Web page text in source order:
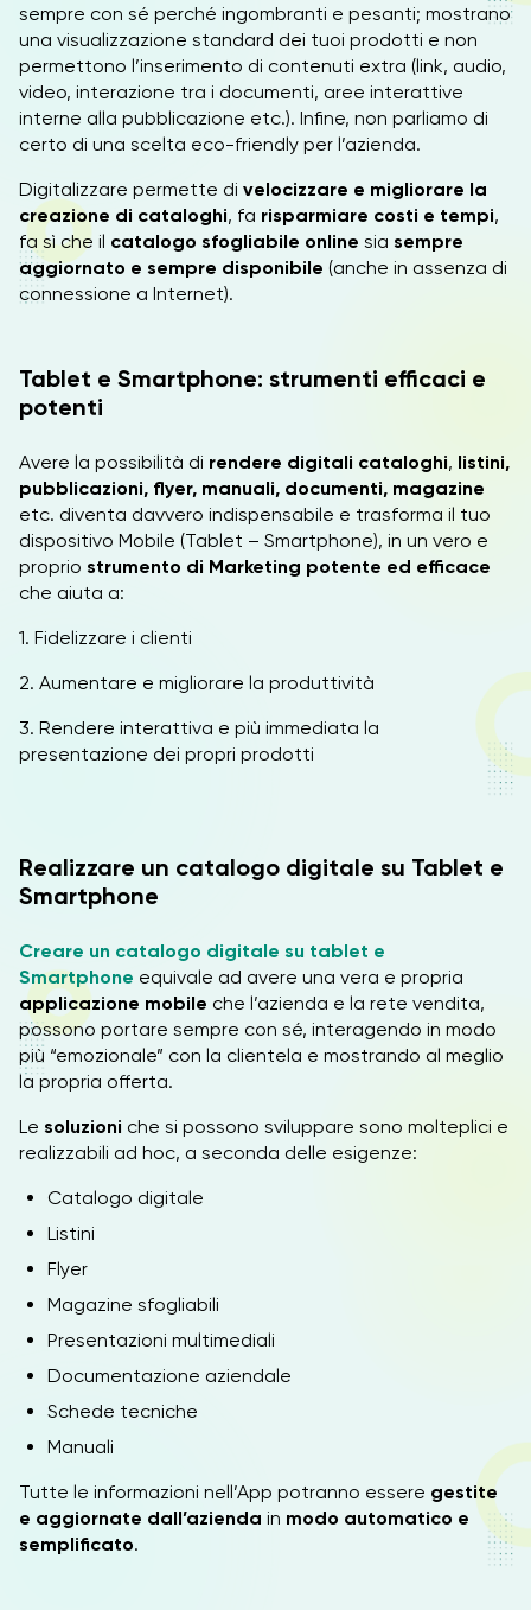
sempre con sé perché ingombranti e pesanti; mostrano
una visualizzazione standard dei tuoi prodotti e non
permettono l’inserimento di contenuti extra (link, audio,
video, interazione tra i documenti, aree interattive
interne alla pubblicazione etc.). Infine, non parliamo di
certo di una scelta eco-friendly per l’azienda.
Digitalizzare permette di velocizzare e migliorare la
creazione di cataloghi, fa risparmiare costi e tempi,
fa sì che il catalogo sfogliabile online sia sempre
aggiornato e sempre disponibile (anche in assenza di
connessione a Internet).
Tablet e Smartphone: strumenti efficaci e
potenti
Avere la possibilità di rendere digitali cataloghi, listini,
pubblicazioni, flyer, manuali, documenti, magazine
etc. diventa davvero indispensabile e trasforma il tuo
dispositivo Mobile (Tablet – Smartphone), in un vero e
proprio strumento di Marketing potente ed efficace
che aiuta a:
1. Fidelizzare i clienti
2. Aumentare e migliorare la produttività
3. Rendere interattiva e più immediata la
presentazione dei propri prodotti
Realizzare un catalogo digitale su Tablet e
Smartphone
Creare un catalogo digitale su tablet e
Smartphone equivale ad avere una vera e propria
applicazione mobile che l’azienda e la rete vendita,
possono portare sempre con sé, interagendo in modo
più “emozionale” con la clientela e mostrando al meglio
la propria offerta.
Le soluzioni che si possono sviluppare sono molteplici e
realizzabili ad hoc, a seconda delle esigenze:
Catalogo digitale
Listini
Flyer
Magazine sfogliabili
Presentazioni multimediali
Documentazione aziendale
Schede tecniche
Manuali
Tutte le informazioni nell’App potranno essere gestite
e aggiornate dall’azienda in modo automatico e
semplificato.